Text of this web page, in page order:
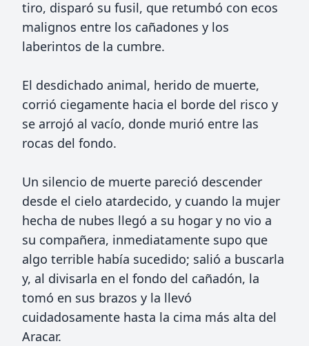
tiro, disparó su fusil, que retumbó con ecos
malignos entre los cañadones y los
laberintos de la cumbre.
El desdichado animal, herido de muerte,
corrió ciegamente hacia el borde del risco y
se arrojó al vacío, donde murió entre las
rocas del fondo.
Un silencio de muerte pareció descender
desde el cielo atardecido, y cuando la mujer
hecha de nubes llegó a su hogar y no vio a
su compañera, inmediatamente supo que
algo terrible había sucedido; salió a buscarla
y, al divisarla en el fondo del cañadón, la
tomó en sus brazos y la llevó
cuidadosamente hasta la cima más alta del
Aracar.